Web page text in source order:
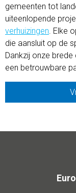
gemeenten tot
uiteenlopende
verhuizingen. Elke
die aansluit op de
Dankzij onze
een betrouwbare